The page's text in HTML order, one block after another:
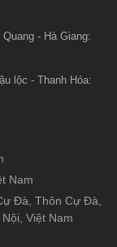
- Hà Giang:
lộc - Thanh Hóa:
Nam
Đà, Thôn Cự Đà,
Việt Nam